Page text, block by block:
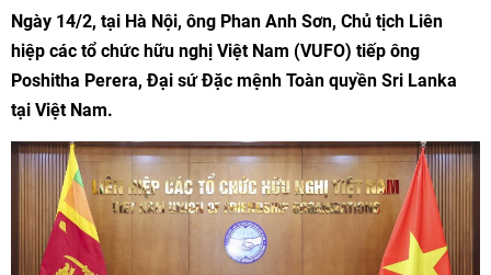
Ngày 14/2, tại Hà Nội, ông Phan Anh Sơn, Chủ tịch Liên
hiệp các tổ chức hữu nghị Việt Nam (VUFO) tiếp ông
Poshitha Perera, Đại sứ Đặc mệnh Toàn quyền Sri Lanka
tại Việt Nam.